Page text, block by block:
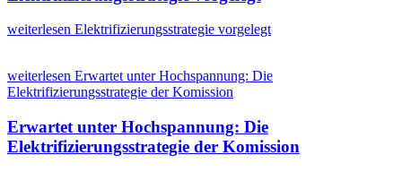
weiterlesen Elektrifizierungsstrategie vorgelegt
weiterlesen Erwartet unter Hochspannung: Die
Elektrifizierungsstrategie der Komission
Erwartet unter Hochspannung: Die
Elektrifizierungsstrategie der Komission